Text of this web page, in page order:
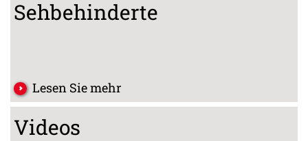
Sehbehinderte
Lesen Sie mehr
Videos